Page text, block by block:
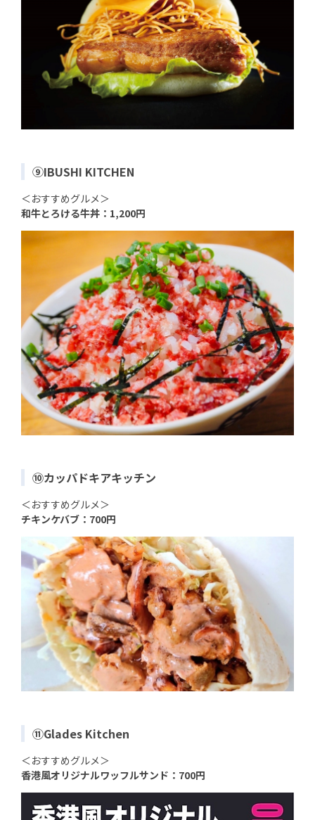
⑨IBUSHI KITCHEN
＜おすすめグルメ＞
和牛とろける牛丼：1,200円
⑩カッパドキアキッチン
＜おすすめグルメ＞
チキンケバブ：700円
⑪Glades Kitchen
＜おすすめグルメ＞
香港風オリジナルワッフルサンド：700円